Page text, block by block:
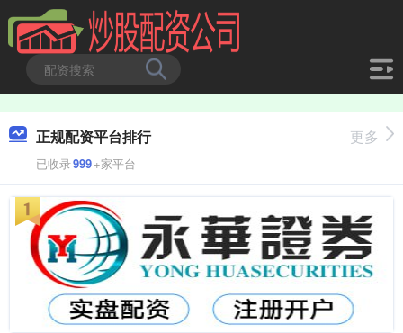
正规配资平台排行
已收录999+家平台
更多